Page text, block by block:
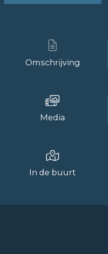
Omschrijving
Media
In de buurt